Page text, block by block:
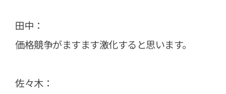
田中：
価格競争がますます激化すると思います。
佐々木：